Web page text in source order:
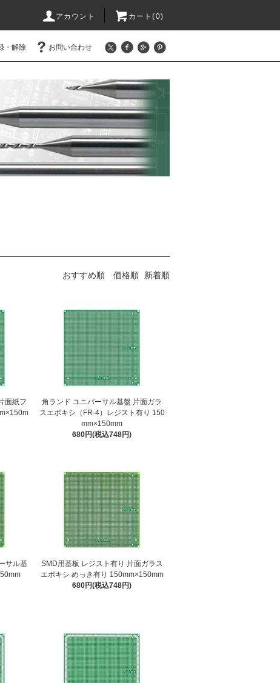
アカウント カート(0)
・解除 お問い合わせ
おすすめ順 価格順 新着順
面紙フ
角ランド ユニバーサル基盤 片面ガラ
スエポキシ（FR-4）レジスト有り 150
mm×150mm
680円(税込748円)
サル基
SMD用基板 レジスト有り 片面ガラス
エポキシ めっき有り 150mm×150mm
680円(税込748円)